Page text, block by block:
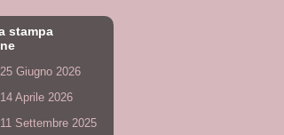
stampa
Giugno 2026
Aprile 2026
Settembre 2025